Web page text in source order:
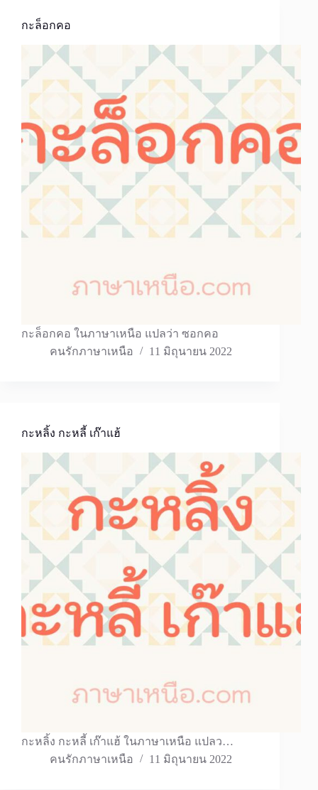
กะล็อกคอ
กะล็อกคอ ในภาษาเหนือ แปลว่า ซอกคอ
คนรักภาษาเหนือ
11 มิถุนายน 2022
กะหลิ้ง กะหลี้ เก๊าแฮ้
กะหลิ้ง กะหลี้ เก๊าแฮ้ ในภาษาเหนือ แปลว…
คนรักภาษาเหนือ
11 มิถุนายน 2022